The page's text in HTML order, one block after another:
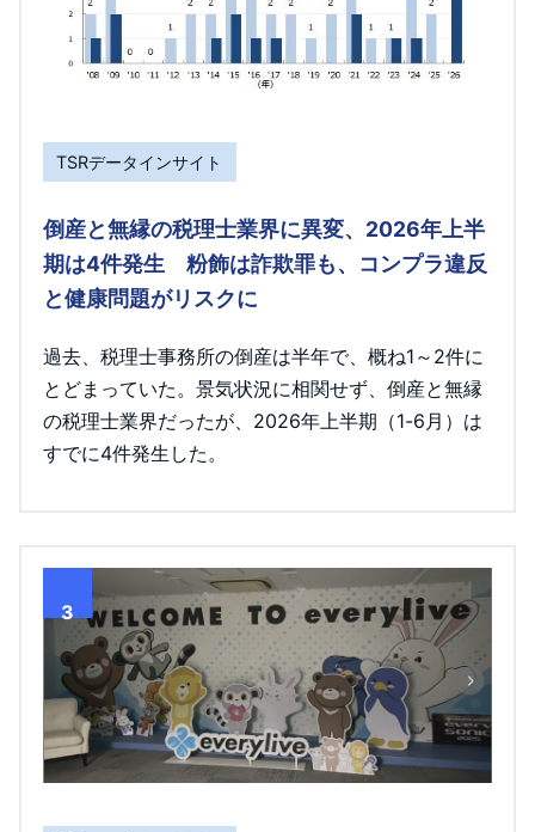
TSRデータインサイト
倒産と無縁の税理士業界に異変、2026年上半
期は4件発生 粉飾は詐欺罪も、コンプラ違反
と健康問題がリスクに
過去、税理士事務所の倒産は半年で、概ね1～2件に
とどまっていた。景気状況に相関せず、倒産と無縁
の税理士業界だったが、2026年上半期（1-6月）は
すでに4件発生した。
3